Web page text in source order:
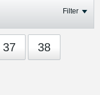
Filter
37 38